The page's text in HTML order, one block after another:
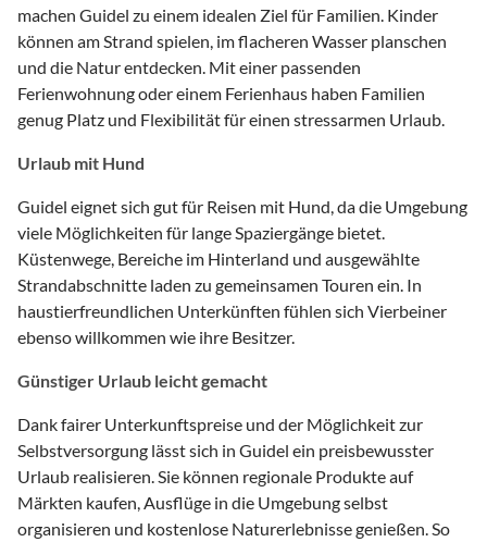
machen Guidel zu einem idealen Ziel für Familien. Kinder
können am Strand spielen, im flacheren Wasser planschen
und die Natur entdecken. Mit einer passenden
Ferienwohnung oder einem Ferienhaus haben Familien
genug Platz und Flexibilität für einen stressarmen Urlaub.
Urlaub mit Hund
Guidel eignet sich gut für Reisen mit Hund, da die Umgebung
viele Möglichkeiten für lange Spaziergänge bietet.
Küstenwege, Bereiche im Hinterland und ausgewählte
Strandabschnitte laden zu gemeinsamen Touren ein. In
haustierfreundlichen Unterkünften fühlen sich Vierbeiner
ebenso willkommen wie ihre Besitzer.
Günstiger Urlaub leicht gemacht
Dank fairer Unterkunftspreise und der Möglichkeit zur
Selbstversorgung lässt sich in Guidel ein preisbewusster
Urlaub realisieren. Sie können regionale Produkte auf
Märkten kaufen, Ausflüge in die Umgebung selbst
organisieren und kostenlose Naturerlebnisse genießen. So